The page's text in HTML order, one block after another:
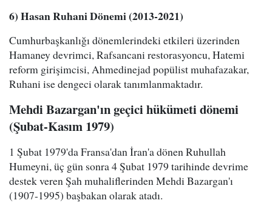
6) Hasan Ruhani Dönemi (2013-2021)
Cumhurbaşkanlığı dönemlerindeki etkileri üzerinden
Hamaney devrimci, Rafsancani restorasyoncu, Hatemi
reform girişimcisi, Ahmedinejad popülist muhafazakar,
Ruhani ise dengeci olarak tanımlanmaktadır.
Mehdi Bazargan'ın geçici hükümeti dönemi
(Şubat-Kasım 1979)
1 Şubat 1979'da Fransa'dan İran'a dönen Ruhullah
Humeyni, üç gün sonra 4 Şubat 1979 tarihinde devrime
destek veren Şah muhaliflerinden Mehdi Bazargan'ı
(1907-1995) başbakan olarak atadı.